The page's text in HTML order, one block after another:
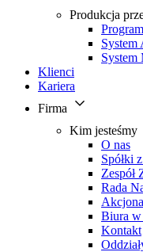
Produkcja
System
System
Klienci
Kariera
Firma
Kim jesteśmy
O nas
Spółki
Zespół
Rada
Biura w
Kontakt